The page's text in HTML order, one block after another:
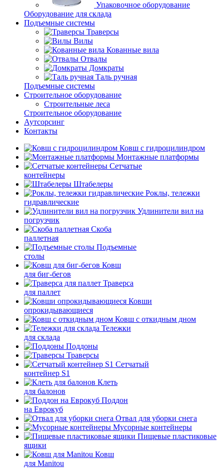
Упаковочное оборудование
Оборудование для склада
Подъемные системы
Траверсы
Вилы
Кованные вила
Отвалы
Домкраты
Таль ручная
Подъемные системы
Строительное оборудование
Строительные леса
Строительное оборудование
Аутсорсинг
Контакты
Ковш с гидроцилиндром
Монтажные платформы
Сетчатые
контейнеры
Штабелеры
Роклы, тележки
гидравлические
Удлинители вил на
погрузчик
Скоба
паллетная
Подъемные
столы
Ковш
для биг-бегов
Траверса
для паллет
Ковши
опрокидывающиеся
Ковш с откидным дном
Тележки
для склада
Поддоны
Траверсы
Сетчатый
контейнер S1
Клеть
для балонов
Поддон
на Еврокуб
Отвал для уборки снега
Мусорные контейнеры
Пищевые пластиковые
ящики
Ковш
для Manitou